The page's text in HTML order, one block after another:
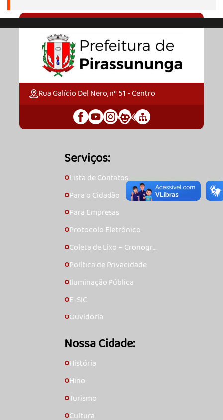
Rua Galício Del Nero, nº 51 - Centro
Serviços:
🞇Lista de Contatos
🞇Para o Cidadão
🞇Para Empresas
🞇Protocolo Eletrônico
🞇Coleta de Lixo – Cronogra
🞇Política de Privacidade
🞇Iluminação Pública
🞇E-SIC
🞇Ouvidoria
Nossa Cidade:
🞇História
🞇Hino
🞇Turismo
🞇Cultura